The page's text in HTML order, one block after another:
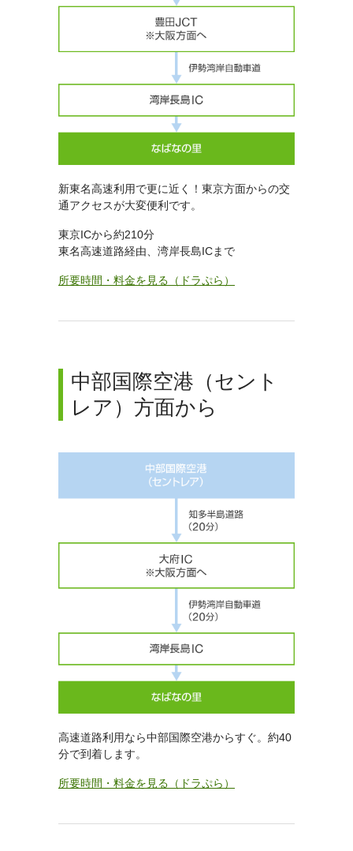
新東名高速利用で更に近く！東京方面からの交
通アクセスが大変便利です。
東京ICから約210分
東名高速道路経由、湾岸長島ICまで
所要時間・料金を見る（ドラぷら）
中部国際空港（セント
レア）方面から
高速道路利用なら中部国際空港からすぐ。約40
分で到着します。
所要時間・料金を見る（ドラぷら）